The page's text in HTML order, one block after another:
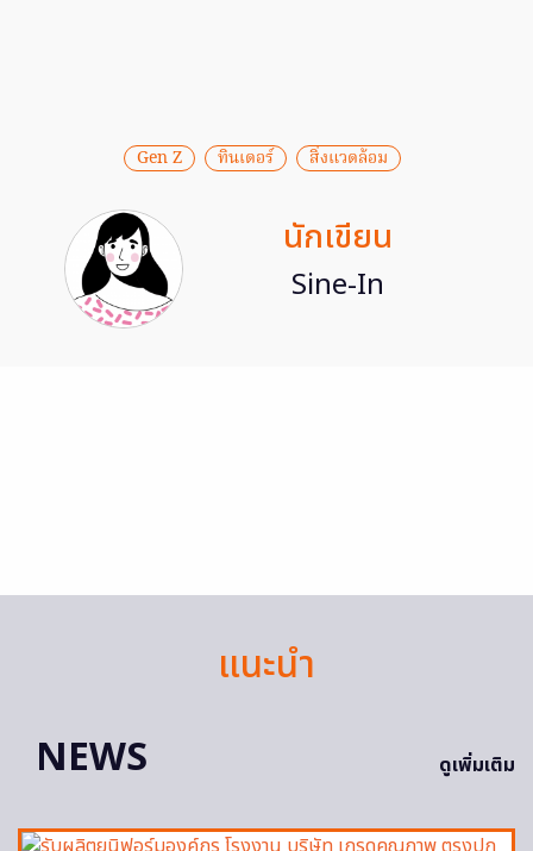
Gen Z ทินเดอร์ สิ่งแวดล้อม
นักเขียน
Sine-In
แนะนำ
NEWS
ดูเพิ่มเติม